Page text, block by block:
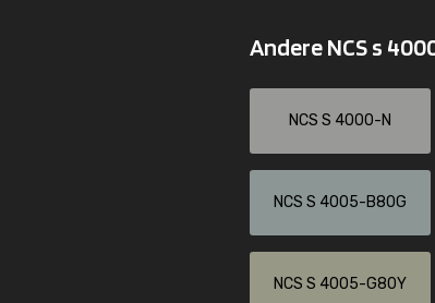
Andere NCS s
NCS S 4000-N
NCS S 4005-B80G
NCS S 4005-G80Y